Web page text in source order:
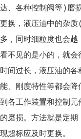
达、各种控制阀等)磨
更换，液压油中的杂
多，同时细粒度也会
看不见的是小的，就
时间过长，液压油的
能、刚度特性等都会
到各工作装置和控制
的磨损。方法就是定
现超标应及时更换。